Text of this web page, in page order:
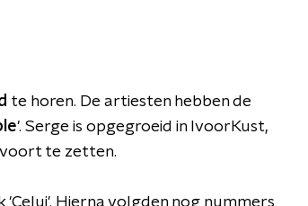
te horen. De artiesten hebben de
'. Serge is opgegroeid in IvoorKust,
voort te zetten.
Hierna volgden nog nummers